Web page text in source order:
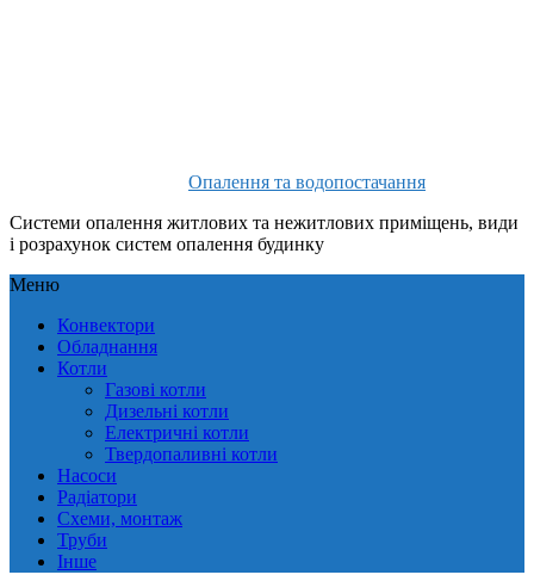
Опалення та водопостачання
Системи опалення житлових та нежитлових приміщень, види
і розрахунок систем опалення будинку
Меню
Конвектори
Обладнання
Котли
Газові котли
Дизельні котли
Електричні котли
Твердопаливні котли
Насоси
Радіатори
Схеми, монтаж
Труби
Інше